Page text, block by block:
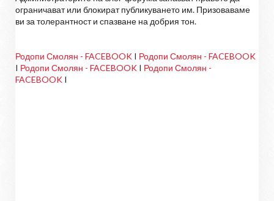
ограничават или блокират публикуването им. Призоваваме
ви за толерантност и спазване на добрия тон.
Родопи Смолян - FACEBOOK I Родопи Смолян - FACEBOOK
I Родопи Смолян - FACEBOOK I Родопи Смолян -
FACEBOOK I